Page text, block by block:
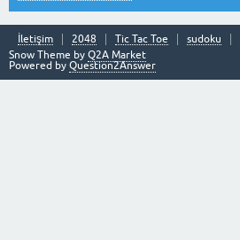
İletişim 2048 Tic Tac Toe sudoku
Snow Theme by Q2A Market
Powered by Question2Answer